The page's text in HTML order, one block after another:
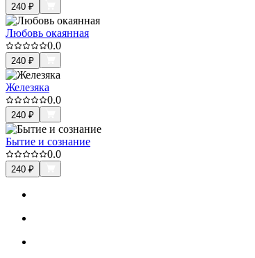
240 ₽
Любовь окаянная
0.0
240 ₽
Железяка
0.0
240 ₽
Бытие и сознание
0.0
240 ₽